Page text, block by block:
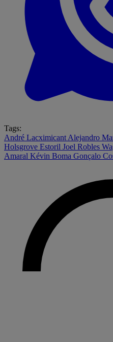
Tags:
André Lacximicant Alejandro
Holsgrove Estoril Joel Robles
Amaral Kévin Boma Gonçalo